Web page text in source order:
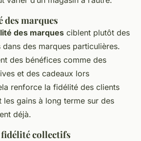
des marques
des marques ciblent plutôt des
des marques particulières.
des bénéfices comme des
et des cadeaux lors
renforce la fidélité des clients
les gains à long terme sur des
déjà.
collectifs